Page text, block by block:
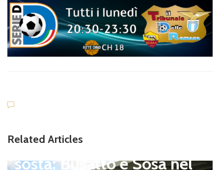
Related Articles
pagnano), mercato senza
sosta: Busatto e Sosa nel